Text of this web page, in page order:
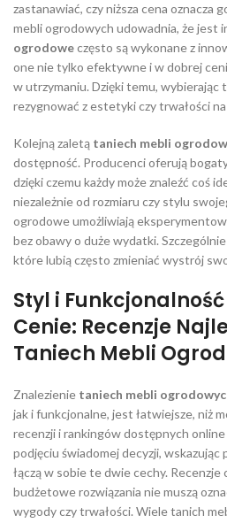
zastanawiać, czy niższa cena oznacza
mebli ogrodowych udowadnia, że jest
ogrodoweczęsto są wykonane z
one nie tylko efektywne i w dobrej
w utrzymaniu. Dzięki temu, wybierając
rezygnować z estetyki czy trwałości
Kolejną zaletą taniech mebli
dostępność. Producenci oferują
dzięki czemu każdy może znaleźć coś
niezależnie od rozmiaru czy stylu
ogrodowe umożliwiają
bez obawy o duże wydatki.
które lubią często zmieniać wystrój
Styl i
Cenie: Recenzje
Taniech Mebli
Znalezienie taniech mebli
jak i funkcjonalne, jest łatwiejsze, niż
recenzji i rankingów dostępnych
podjęciu świadomej decyzji,
łączą w sobie te dwie cechy. Recenzje
budżetowe rozwiązania nie muszą
wygody czy trwałości. Wiele tanich